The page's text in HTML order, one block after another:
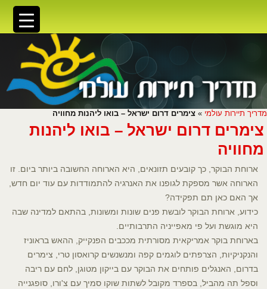
מדריך תיירות עולמי » צימרים דרום ישראל – בואו ליהנות מחוויה
צימרים דרום ישראל – בואו ליהנות
מחוויה
ארוחת הבוקר, כך קובעים תזונאים, היא הארוחה החשובה ביותר ביום. זו
הארוחה אשר מספקת לגופנו את האנרגיה להתמודדות עם עוד יום חדש,
אך האם כאן תם תפקידה?
כידוע, ארוחת הבוקר לובשת פנים שונות ומשונות, בהתאם למדינה שבה
היא מוגשת ועל פי מאפייניה התרבותיים.
בארוחת בוקר אמריקאית מסורתית מככבים הפנקייק, ההאש בראוניז
והנקניקיות, הצרפתים לוגמים קפה ומנשנשים קרואסון טרי, צימרים
בדרום, האנגלים פותחים את הבוקר עם בייקון מטוגן, לחם עם ריבה
וספל תה מהביל, בספרד מקובל לשתות שוקו סמיך עם צ'ורו, סופגנייה